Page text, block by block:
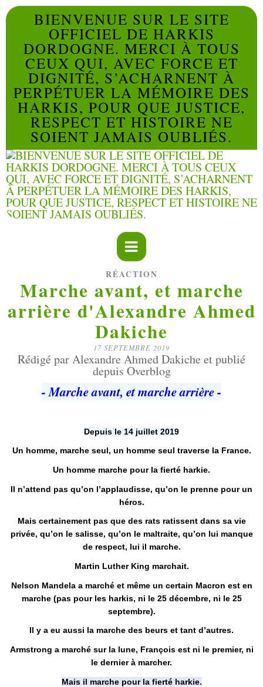
BIENVENUE SUR LE SITE
OFFICIEL DE HARKIS
DORDOGNE. MERCI À TOUS
CEUX QUI, AVEC FORCE ET
DIGNITÉ, S’ACHARNENT À
PERPÉTUER LA MÉMOIRE DES
HARKIS, POUR QUE JUSTICE,
RESPECT ET HISTOIRE NE
SOIENT JAMAIS OUBLIÉS.
RÉACTION
Marche avant, et marche
arrière d'Alexandre Ahmed
Dakiche
17 SEPTEMBRE 2019
Rédigé par Alexandre Ahmed Dakiche et publié
depuis Overblog
- Marche avant, et marche arrière -
Depuis le 14 juillet 2019
Un homme, marche seul, un homme seul traverse la France.
Un homme marche pour la fierté harkie.
Il n’attend pas qu’on l’applaudisse, qu’on le prenne pour un
héros.
Mais certainement pas que des rats ratissent dans sa vie
privée, qu’on le salisse, qu’on le maltraite, qu’on lui manque
de respect, lui il marche.
Martin Luther King marchait.
Nelson Mandela a marché et même un certain Macron est en
marche (pas pour les harkis, ni le 25 décembre, ni le 25
septembre).
Il y a eu aussi la marche des beurs et tant d’autres.
Armstrong a marché sur la lune, François est ni le premier, ni
le dernier à marcher.
Mais il marche pour la fierté harkie.